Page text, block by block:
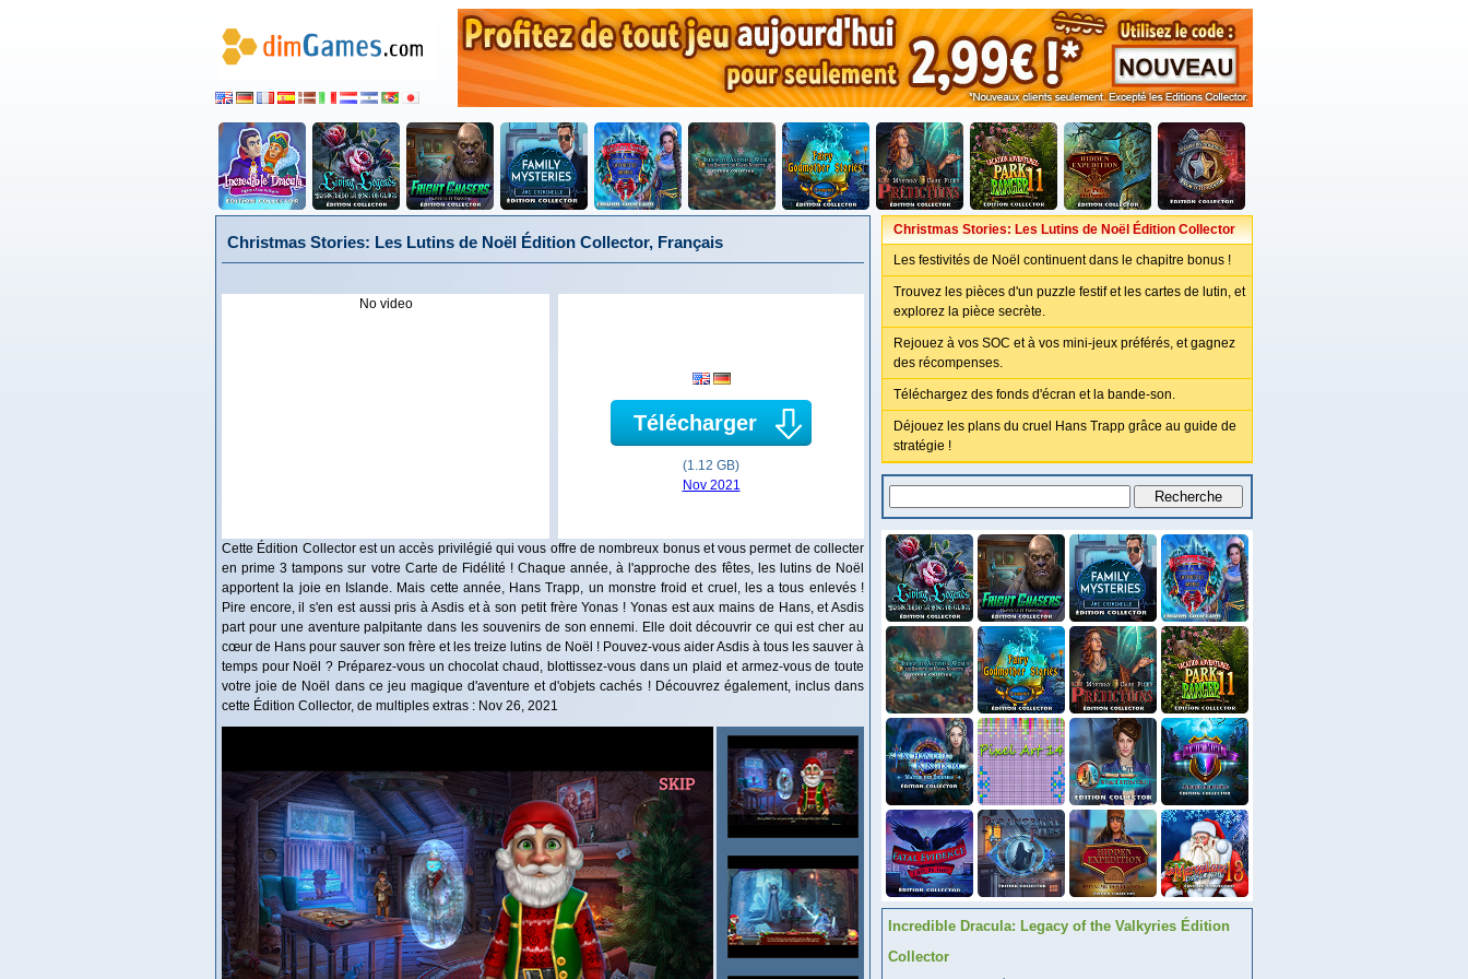
Christmas Stories: Les Lutins de Noël Édition Collector, Français
No video
Télécharger
(1.12 GB)
Nov 2021
Cette Édition Collector est un accès privilégié qui vous offre de nombreux bonus et vous permet de collecter
en prime 3 tampons sur votre Carte de Fidélité ! Chaque année, à l'approche des fêtes, les lutins de Noël
apportent la joie en Islande. Mais cette année, Hans Trapp, un monstre froid et cruel, les a tous enlevés !
Pire encore, il s'en est aussi pris à Asdis et à son petit frère Yonas ! Yonas est aux mains de Hans, et Asdis
part pour une aventure palpitante dans les souvenirs de son ennemi. Elle doit découvrir ce qui est cher au
cœur de Hans pour sauver son frère et les treize lutins de Noël ! Pouvez-vous aider Asdis à tous les sauver à
temps pour Noël ? Préparez-vous un chocolat chaud, blottissez-vous dans un plaid et armez-vous de toute
votre joie de Noël dans ce jeu magique d'aventure et d'objets cachés ! Découvrez également, inclus dans
cette Édition Collector, de multiples extras : Nov 26, 2021
Christmas Stories: Les Lutins de Noël Édition Collector
Les festivités de Noël continuent dans le chapitre bonus !
Trouvez les pièces d'un puzzle festif et les cartes de lutin, et
explorez la pièce secrète.
Rejouez à vos SOC et à vos mini-jeux préférés, et gagnez
des récompenses.
Téléchargez des fonds d'écran et la bande-son.
Déjouez les plans du cruel Hans Trapp grâce au guide de
stratégie !
Incredible Dracula: Legacy of the Valkyries Édition
Collector